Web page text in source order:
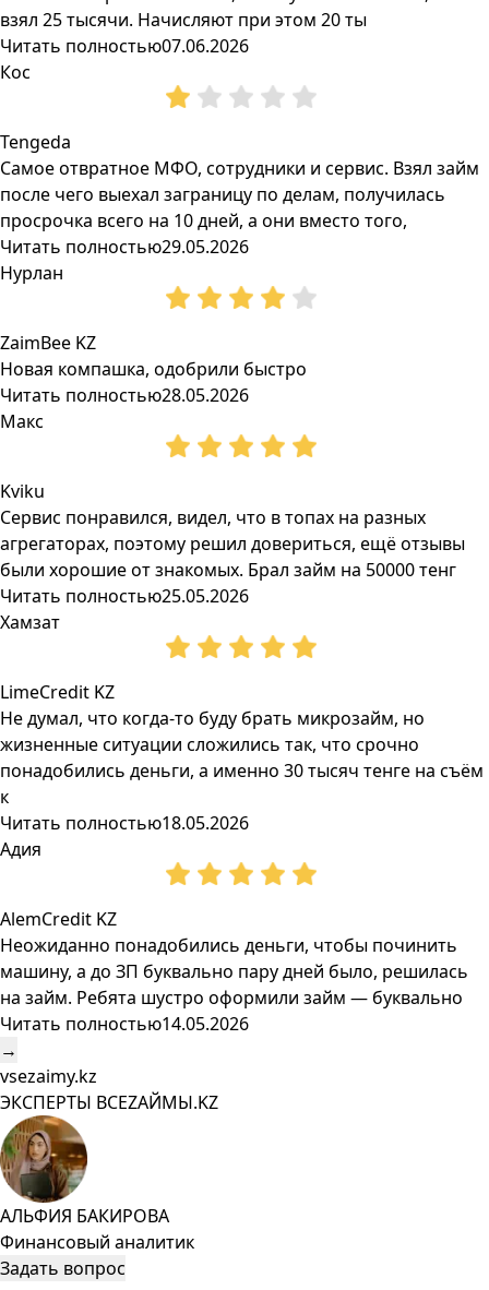
взял 25 тысячи. Начисляют при этом 20 ты
Читать полностью07.06.2026
Кос
Tengeda
Самое отвратное МФО, сотрудники и сервис. Взял займ
после чего выехал заграницу по делам, получилась
просрочка всего на 10 дней, а они вместо того,
Читать полностью29.05.2026
Нурлан
ZaimBee KZ
Новая компашка, одобрили быстро
Читать полностью28.05.2026
Макс
Kviku
Сервис понравился, видел, что в топах на разных
агрегаторах, поэтому решил довериться, ещё отзывы
были хорошие от знакомых. Брал займ на 50000 тенг
Читать полностью25.05.2026
Хамзат
LimeCredit KZ
Не думал, что когда-то буду брать микрозайм, но
жизненные ситуации сложились так, что срочно
понадобились деньги, а именно 30 тысяч тенге на съём
к
Читать полностью18.05.2026
Адия
AlemCredit KZ
Неожиданно понадобились деньги, чтобы починить
машину, а до ЗП буквально пару дней было, решилась
на займ. Ребята шустро оформили займ — буквально
Читать полностью14.05.2026
→
vsezaimy.kz
ЭКСПЕРТЫ ВСЕZAЙМЫ.KZ
АЛЬФИЯ БАКИРОВА
Финансовый аналитик
Задать вопрос